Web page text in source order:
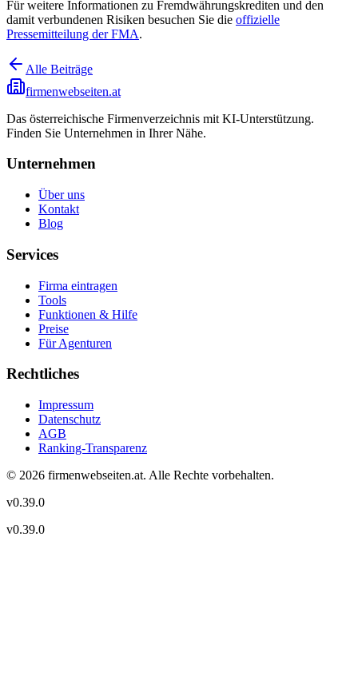
Für weitere Informationen zu Fremdwährungskrediten und den
damit verbundenen Risiken besuchen Sie die offizielle
Pressemitteilung der FMA.
Alle Beiträge
firmenwebseiten.at
Das österreichische Firmenverzeichnis mit KI-Unterstützung.
Finden Sie Unternehmen in Ihrer Nähe.
Unternehmen
Über uns
Kontakt
Blog
Services
Firma eintragen
Tools
Funktionen & Hilfe
Preise
Für Agenturen
Rechtliches
Impressum
Datenschutz
AGB
Ranking-Transparenz
© 2026 firmenwebseiten.at. Alle Rechte vorbehalten.
v0.39.0
v0.39.0